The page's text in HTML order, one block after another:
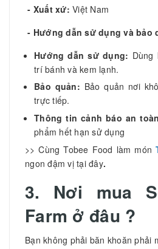
- Xuất xứ: Việt Nam
- Hướng dẫn sử dụng và bảo
Hướng dẫn sử dụng: Dùng
trí bánh và kem lạnh.
Bảo quản: Bảo quản nơi
trực tiếp.
Thông tin cảnh báo an
phẩm hết hạn sử dụng
>> Cùng Tobee Food làm món
ngon đậm vị tại đây.
3. Nơi mua
Farm ở đâu ?
Bạn không phải băn khoăn phải